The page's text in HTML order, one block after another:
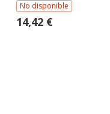
No disponible
14,42 €